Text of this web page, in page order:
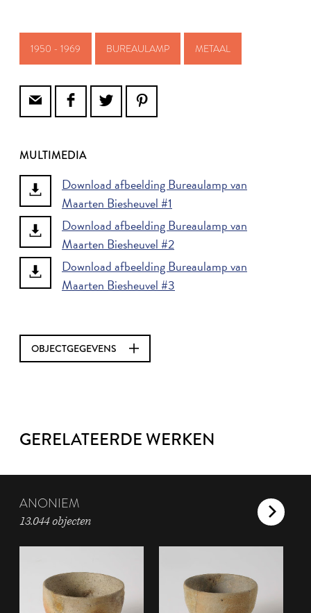
1950 - 1969 BUREAULAMP METAAL
MULTIMEDIA
Download afbeelding Bureaulamp van
Maarten Biesheuvel #1
Download afbeelding Bureaulamp van
Maarten Biesheuvel #2
Download afbeelding Bureaulamp van
Maarten Biesheuvel #3
OBJECTGEGEVENS
GERELATEERDE WERKEN
ANONIEM
13.044 objecten